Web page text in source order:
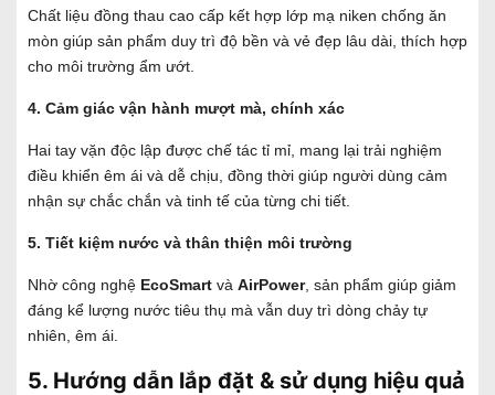
Chất liệu đồng thau cao cấp kết hợp lớp mạ niken chống ăn
mòn giúp sản phẩm duy trì độ bền và vẻ đẹp lâu dài, thích hợp
cho môi trường ẩm ướt.
4. Cảm giác vận hành mượt mà, chính xác
Hai tay vặn độc lập được chế tác tỉ mỉ, mang lại trải nghiệm
điều khiển êm ái và dễ chịu, đồng thời giúp người dùng cảm
nhận sự chắc chắn và tinh tế của từng chi tiết.
5. Tiết kiệm nước và thân thiện môi trường
Nhờ công nghệ EcoSmart và AirPower, sản phẩm giúp giảm
đáng kể lượng nước tiêu thụ mà vẫn duy trì dòng chảy tự
nhiên, êm ái.
5. Hướng dẫn lắp đặt & sử dụng hiệu quả